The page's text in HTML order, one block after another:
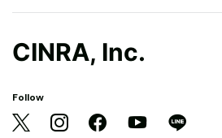
CINRA, Inc.
Follow